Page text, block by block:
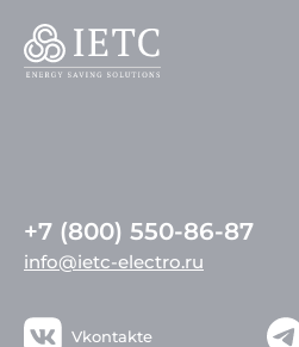
+7 (800) 550-86-87
info@ietc-electro.ru
Vkontakte